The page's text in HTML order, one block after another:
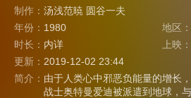
制作： 汤浅范暁 圆谷一夫
年份： 1980 地区：
时长： 内详 上映：
更新： 2019-12-02 23:44
简介： 由于人类心中邪恶负能量的增长
战士奥特曼爱迪被派遣到地球，